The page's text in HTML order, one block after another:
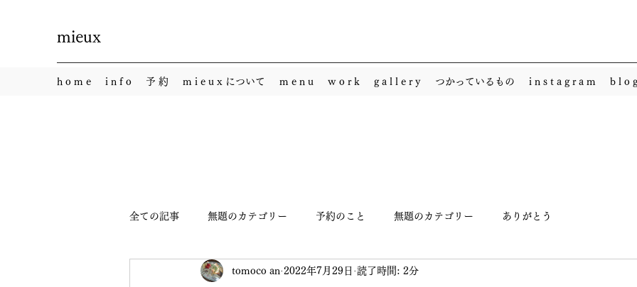
mieux
h o m e i n f o 予 約 m i e u x について m e n u w o r k g a l l e r y つかっているもの i n s t a g r a m b l o g
全ての記事 無題のカテゴリー 予約のこと 無題のカテゴリー ありがとう
tomoco an 2022年7月29日 読了時間: 2分